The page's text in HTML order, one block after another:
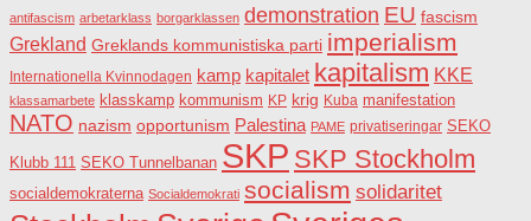
antifascism arbetarklass borgarklassen demonstration EU fascism
Grekland Greklands kommunistiska parti imperialism
Internationella Kvinnodagen kamp kapitalet kapitalism KKE
klassamarbete klasskamp kommunism KP krig Kuba manifestation
NATO nazism opportunism Palestina PAME privatiseringar SEKO
Klubb 111 SEKO Tunnelbanan SKP SKP Stockholm
socialdemokraterna Socialdemokrati socialism solidaritet